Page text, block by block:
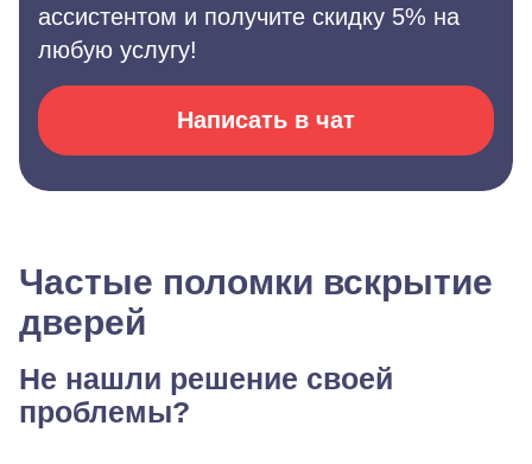
ассистентом и получите скидку 5% на
любую услугу!
Написать в чат
Частые поломки вскрытие
дверей
Не нашли решение своей
проблемы?